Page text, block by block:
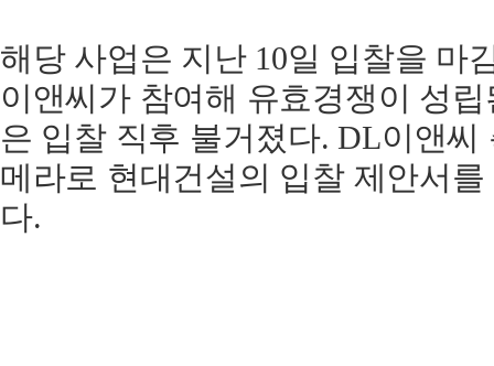
해당 사업은 지난 10일 입찰을 마
이앤씨가 참여해 유효경쟁이 성
은 입찰 직후 불거졌다. DL이앤
메라로 현대건설의 입찰 제안서
다.